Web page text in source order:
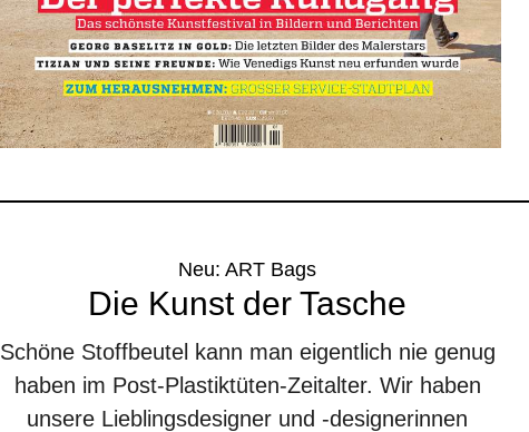
Neu: ART Bags
Die Kunst der Tasche
Schöne Stoffbeutel kann man eigentlich nie genug
haben im Post-Plastiktüten-Zeitalter. Wir haben
unsere Lieblingsdesigner und -designerinnen